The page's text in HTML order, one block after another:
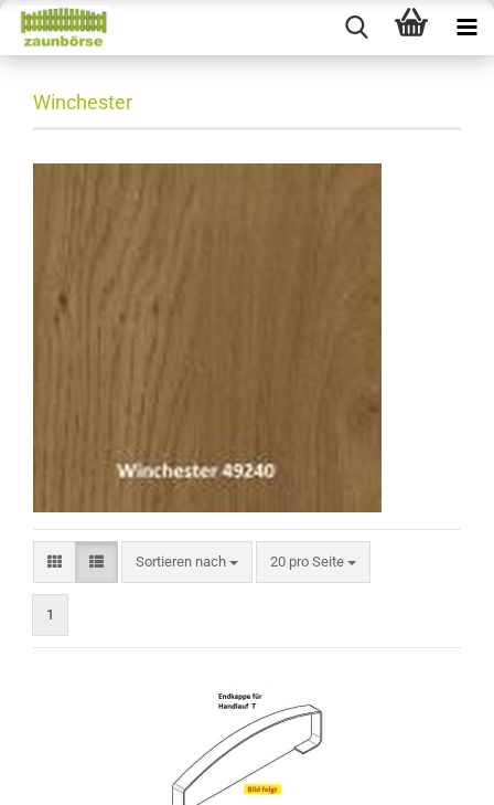
Winchester
Sortieren nach
Sortieren nach 20 pro Seite
pro Seite
1